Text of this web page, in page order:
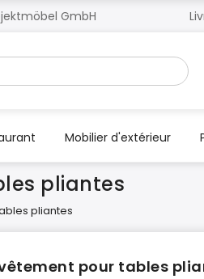
GmbH
Mobilier d'extérieur
pliantes
pliantes
pour tables